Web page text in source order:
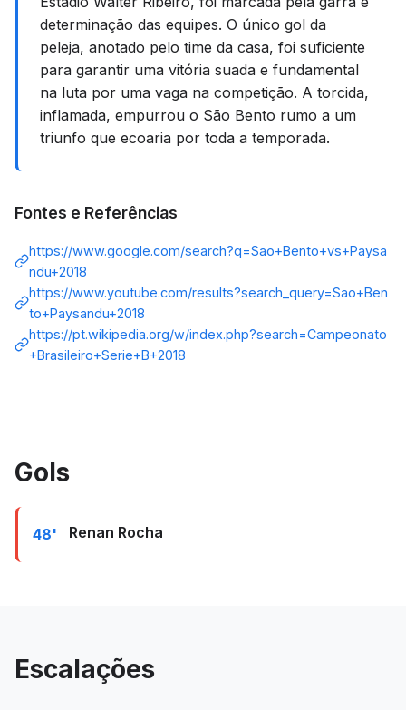
determinação das equipes. O único gol da
peleja, anotado pelo time da casa, foi suficiente
para garantir uma vitória suada e fundamental
na luta por uma vaga na competição. A torcida,
inflamada, empurrou o São Bento rumo a um
triunfo que ecoaria por toda a temporada.
Fontes e Referências
https://www.google.com/search?q=Sao+Bento+vs+Paysa
ndu+2018
https://www.youtube.com/results?search_query=Sao+Ben
to+Paysandu+2018
https://pt.wikipedia.org/w/index.php?search=Campeonato
+Brasileiro+Serie+B+2018
Gols
48' Renan Rocha
Escalações